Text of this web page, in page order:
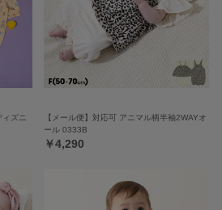
ズニ
【メール便】対応可 アニマル柄半袖2WAYオ
ール 0333B
￥4,290